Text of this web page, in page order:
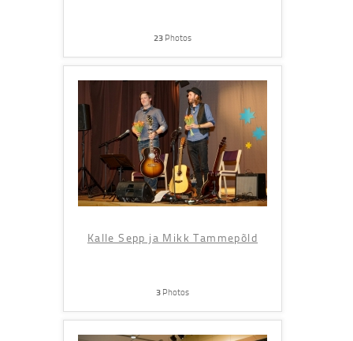
23 Photos
Kalle Sepp ja Mikk Tammepõld
3 Photos